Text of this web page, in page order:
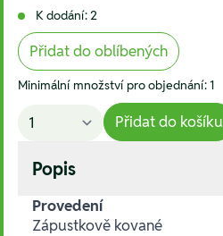
K dodání: 2
Přidat do oblíbených
Minimální množství pro objednání: 1
Přidat do košíku
Popis
Provedení
Zápustkově kované